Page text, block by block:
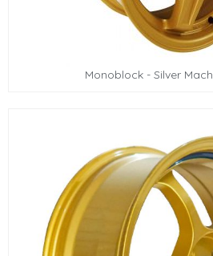
Monoblock - Silver